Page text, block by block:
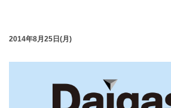
2014年8月25日(月)